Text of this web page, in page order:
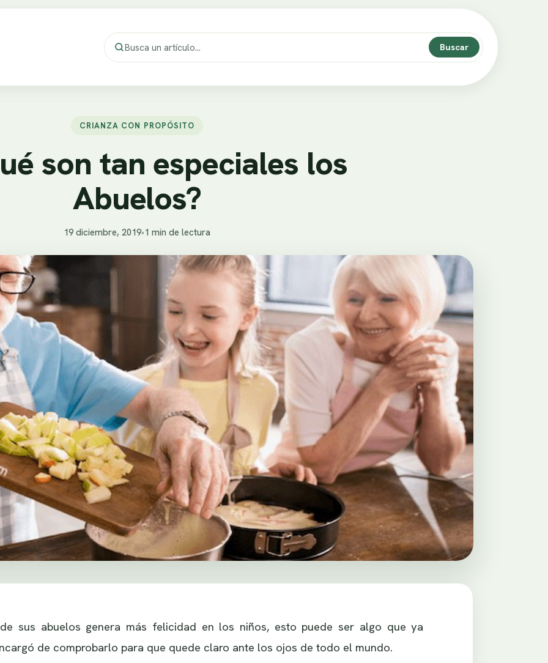
Buscar
CRIANZA CON PROPÓSITO
son tan especiales los
Abuelos?
19 diciembre, 2019•1 min de lectura
sus abuelos genera más felicidad en los niños, esto puede ser algo que ya
de comprobarlo para que quede claro ante los ojos de todo el mundo.